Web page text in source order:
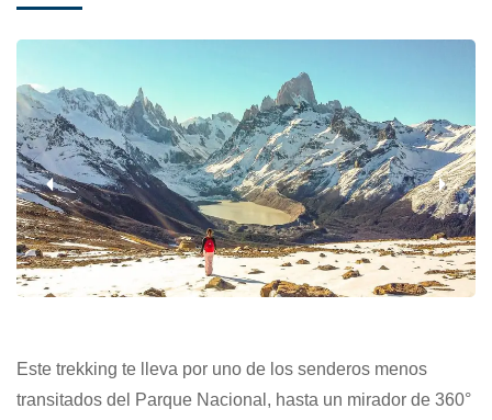
‹ ›
Este trekking te lleva por uno de los senderos menos
transitados del Parque Nacional, hasta un mirador de 360°